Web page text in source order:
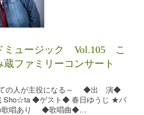
ミュージック Vol.105 こ
蔵ファミリーコンサート
ての人が主役になる～ ◆出 演◆
Sho☆ta ◆ゲスト◆ 春日ゆうじ ★バ
歌唱あり ◆歌唱曲◆…